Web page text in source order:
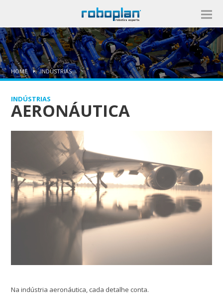
HOME INDÚSTRIAS
INDÚSTRIAS
AERONÁUTICA
Na indústria aeronáutica, cada detalhe conta.